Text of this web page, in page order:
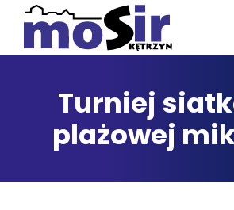
Turniej
plażowej